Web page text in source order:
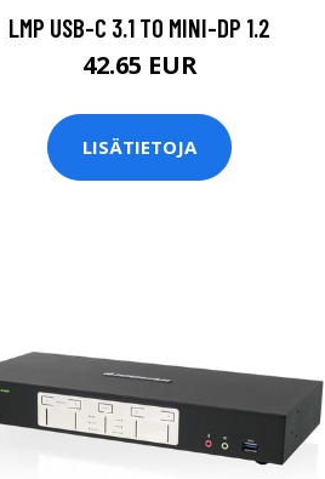
LMP USB-C 3.1 TO MINI-DP 1.2
42.65 EUR
LISÄTIETOJA